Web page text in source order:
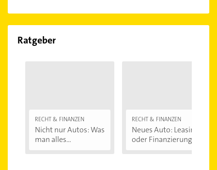
Ratgeber
RECHT & FINANZEN
Nicht nur Autos: Was
man alles...
RECHT & FINANZEN
Neues Auto: Leasing
oder Finanzierung...